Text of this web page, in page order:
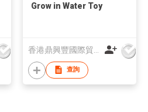
Grow in Water Toy
查詢